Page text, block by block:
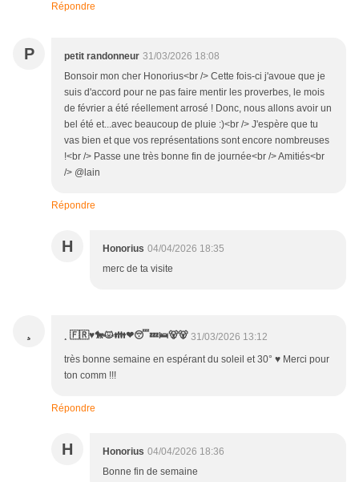
Répondre
P petit randonneur 31/03/2026 18:08
Bonsoir mon cher Honorius<br /> Cette fois-ci j'avoue que je
suis d'accord pour ne pas faire mentir les proverbes, le mois
de février a été réellement arrosé ! Donc, nous allons avoir un
bel été et...avec beaucoup de pluie :)<br /> J'espère que tu
vas bien et que vos représentations sont encore nombreuses
!<br /> Passe une très bonne fin de journée<br /> Amitiés<br
/> @lain
Répondre
H Honorius 04/04/2026 18:35
merc de ta visite
¸ 🇫🇷♥️🐎😾👪❤😴💤🛌🐻🐻 31/03/2026 13:12
très bonne semaine en espérant du soleil et 30° ♥️ Merci pour
ton comm !!!
Répondre
H Honorius 04/04/2026 18:36
Bonne fin de semaine